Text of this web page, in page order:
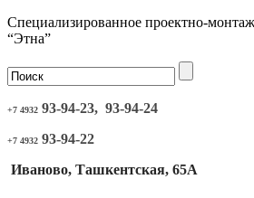
Специализированное проектно-
“Этна”
+7 4932 93-94-23, 93-94-24
+7 4932 93-94-22
Иваново, Ташкентская, 65А